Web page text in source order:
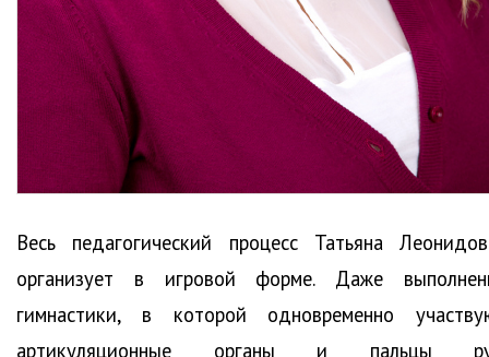
Весь педагогический процесс Татьяна
организует в игровой форме. Даже
гимнастики, в которой одновременно
артикуляционные органы и пальцы